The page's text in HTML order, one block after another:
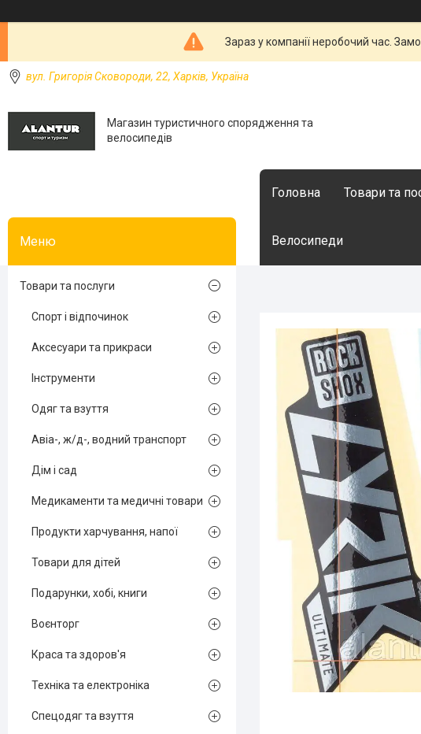
Зараз у компанії неробочий час.
вул. Григорія Сковороди, 22, Харків, Україна
Магазин туристичного спорядження та
велосипедів
Головна Товари та
Велосипеди
Товари та послуги
Спорт і відпочинок
Аксесуари та прикраси
Інструменти
Одяг та взуття
Авіа-, ж/д-, водний транспорт
Дім і сад
Медикаменти та медичні товари
Продукти харчування, напої
Товари для дітей
Подарунки, хобі, книги
Воєнторг
Краса та здоров'я
Техніка та електроніка
Спецодяг та взуття